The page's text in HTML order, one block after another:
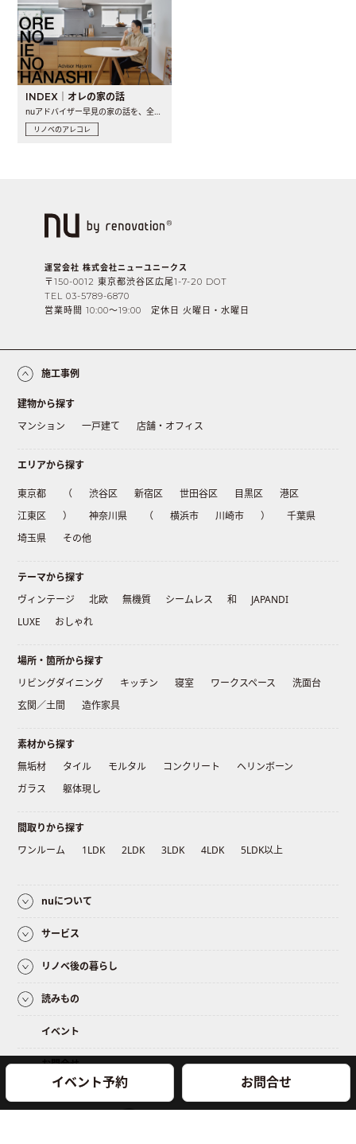
イベント予約 お問合せ
INDEX｜オレの家の話
nuアドバイザー早見の家の話を、全4話でお届け。リノベーションを..
リノベのアレコレ
運営会社 株式会社ニューユニークス
〒150-0012 東京都渋谷区広尾1-7-20 DOT
TEL 03-5789-6870
営業時間 10:00〜19:00 定休日 火曜日・水曜日
施工事例
建物から探す
マンション
一戸建て 店舗・オフィス
エリアから探す
東京都 （ 渋谷区 新宿区 世田谷区 目黒区
港区
江東区
） 神奈川県 （ 横浜市 川崎市 ）
千葉県
埼玉県
その他
テーマから探す
ヴィンテージ
北欧 無機質 シームレス 和
JAPANDI
LUXE
おしゃれ
場所・箇所から探す
リビングダイニング
キッチン 寝室 ワークスペース
洗面台
玄関／土間
造作家具
素材から探す
無垢材
タイル モルタル コンクリート
ヘリンボーン
ガラス
躯体現し
間取りから探す
ワンルーム
1LDK 2LDK 3LDK 4LDK 5LDK以上
nuについて
サービス
リノベ後の暮らし
読みもの
イベント
お問合せ